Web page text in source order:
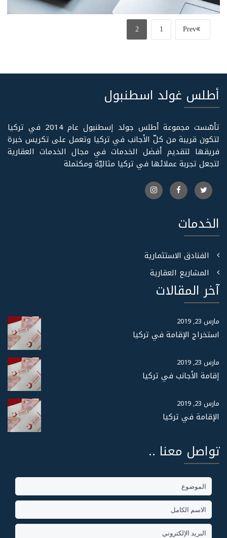
Prev
1
2
أطلس غولد اسطنبول
تأسّست مجموعة أطلس جولد إسطنبول عام 2014 في تركيا
لتكون قريبة من كلّ الأجانب في تركيا وتعمل على تكريس خبرة
فريقها لتقديم أفضل الخدمات في مجال الخدمات العقارية
لتجعل تجربة عملائها في تركيا مثاليّة ومكتملة
الخدمات
الفنادق الاستثمارية
المشاريع العقارية
آخر المقالات
مارس 23, 2019
استخراج الإقامة في تركيا
مارس 23, 2019
إقامة الأجانب في تركيا
مارس 23, 2019
الإقامة في تركيا
تواصل معنا ..